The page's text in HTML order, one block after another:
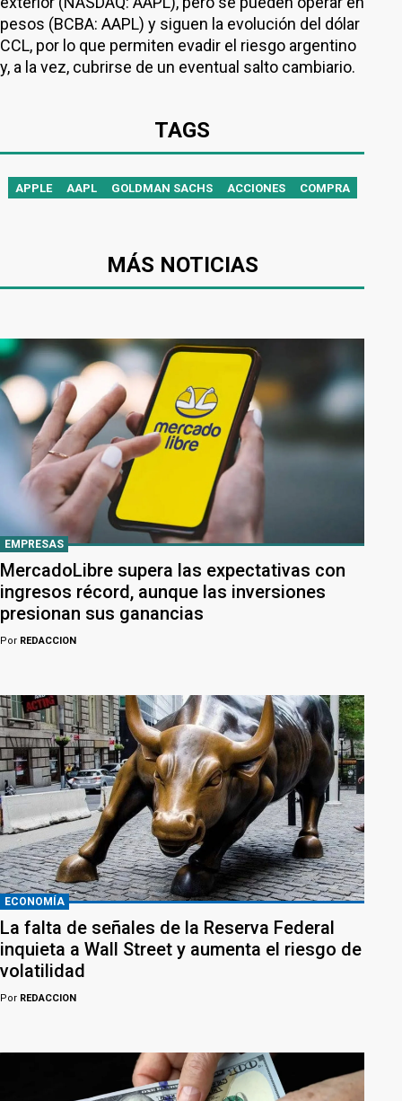
pesos (BCBA: AAPL) y siguen la evolución del dólar
CCL, por lo que permiten evadir el riesgo argentino
y, a la vez, cubrirse de un eventual salto cambiario.
TAGS
APPLE AAPL GOLDMAN SACHS ACCIONES COMPRA
MÁS NOTICIAS
EMPRESAS
MercadoLibre supera las expectativas con
ingresos récord, aunque las inversiones
presionan sus ganancias
Por REDACCION
ECONOMÍA
La falta de señales de la Reserva Federal
inquieta a Wall Street y aumenta el riesgo de
volatilidad
Por REDACCION